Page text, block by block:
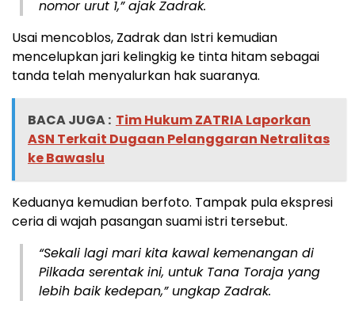
nomor urut 1,” ajak Zadrak.
Usai mencoblos, Zadrak dan Istri kemudian
mencelupkan jari kelingkig ke tinta hitam sebagai
tanda telah menyalurkan hak suaranya.
BACA JUGA : Tim Hukum ZATRIA Laporkan
ASN Terkait Dugaan Pelanggaran Netralitas
ke Bawaslu
Keduanya kemudian berfoto. Tampak pula ekspresi
ceria di wajah pasangan suami istri tersebut.
“Sekali lagi mari kita kawal kemenangan di
Pilkada serentak ini, untuk Tana Toraja yang
lebih baik kedepan,” ungkap Zadrak.